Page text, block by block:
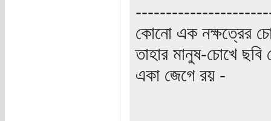
কোনো এক নক্ষত্রের
তাহার মানুষ-চোখে ছবি
একা জেগে রয় -